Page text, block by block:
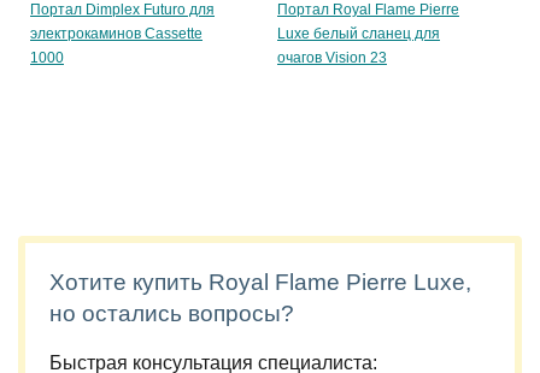
Портал Dimplex Futuro для
электрокаминов Cassette
1000
Портал Royal Flame Pierre
Luxe белый сланец для
очагов Vision 23
Хотите купить Royal Flame Pierre Luxe,
но остались вопросы?
Быстрая консультация специалиста: